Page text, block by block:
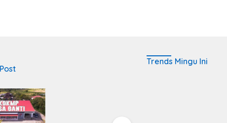
Trends Mingu Ini